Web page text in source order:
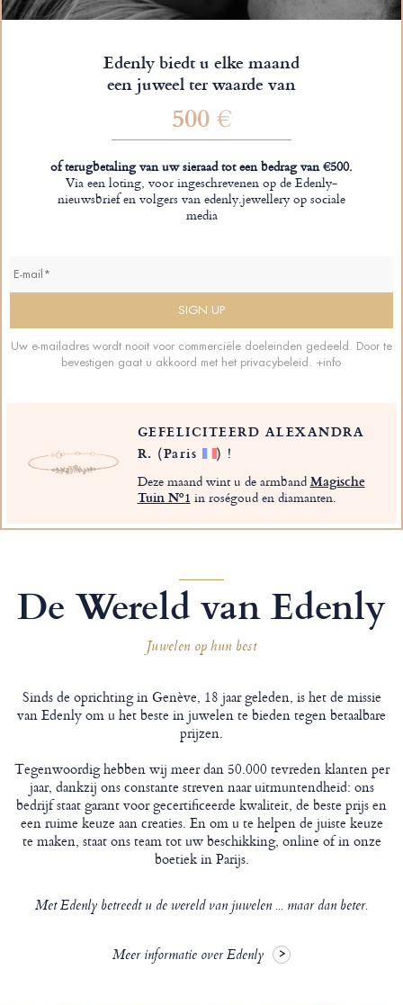
Edenly biedt u elke maand
een juweel ter waarde van
500 €
of terugbetaling van uw sieraad tot een bedrag van €500.
Via een loting, voor ingeschrevenen op de Edenly-
nieuwsbrief en volgers van edenly.jewellery op sociale
media
Uw e-mailadres wordt nooit voor commerciële doeleinden gedeeld. Door te
bevestigen gaat u akkoord met het privacybeleid. +info
GEFELICITEERD ALEXANDRA
R. (Paris ) !
Deze maand wint u de armbandMagische
Tuin Nº1 in roségoud en diamanten.
De Wereld van Edenly
Juwelen op hun best
Sinds de oprichting in Genève, 18 jaar geleden, is het de missie
van Edenly om u het beste in juwelen te bieden tegen betaalbare
prijzen.
Tegenwoordig hebben wij meer dan 50.000 tevreden klanten per
jaar, dankzij ons constante streven naar uitmuntendheid: ons
bedrijf staat garant voor gecertificeerde kwaliteit, de beste prijs en
een ruime keuze aan creaties. En om u te helpen de juiste keuze
te maken, staat ons team tot uw beschikking, online of in onze
boetiek in Parijs.
Met Edenly betreedt u de wereld van juwelen ... maar dan beter.
Meer informatie over Edenly